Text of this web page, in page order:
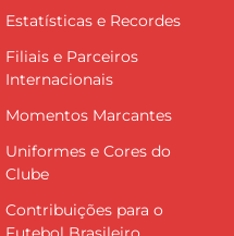
Estatísticas e Recordes
Filiais e Parceiros
Internacionais
Momentos Marcantes
Uniformes e Cores do
Clube
Contribuições para o